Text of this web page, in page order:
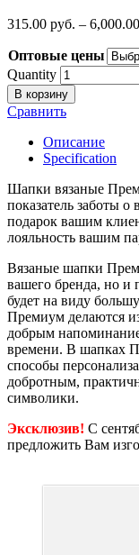
315.00 руб. – 6,000.00
Оптовые цены
Quantity
В корзину
Сравнить
Описание
Specification
Шапки вязаные
показатель заботы
подарок вашим
лояльность вашим
Вязаные шапки
вашего бренда, но и
будет на виду
Премиум делаются
добрым
времени. В шапках
способы
добротным,
символики.
Эксклюзив! С
предложить Вам